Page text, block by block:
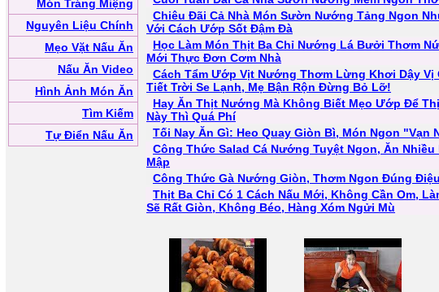
Món Tráng Miệng
Nguyên Liệu Chính
Mẹo Vặt Nấu Ăn
Nấu Ăn Video
Hình Ảnh Món Ăn
Tìm Kiếm
Tự Điển Nấu Ăn
Chiêu Đãi Cả Nhà Món Sườn Nướng Tảng Ngon
Với Cách Ướp Sốt Đậm Đà
Học Làm Món Thịt Ba Chỉ Nướng Lá Bưởi Thơm
Mới Thực Đơn Cơm Nhà
Cách Tẩm Ướp Vịt Nướng Thơm Lừng Khơi Dậy Vị
Tiết Trời Se Lạnh, Mẹ Bận Rộn Đừng Bỏ Lỡ!
Hay Ăn Thịt Nướng Mà Không Biết Mẹo Ướp Để
Này Thì Quá Phí
Tối Nay Ăn Gì: Heo Quay Giòn Bì, Món Ngon "Vạn
Công Thức Salad Cá Nướng Tuyệt Ngon, Ăn
Mập
Công Thức Gà Nướng Giòn, Thơm Ngon Đúng Điệu
Thịt Ba Chỉ Có 1 Cách Nấu Mới, Không Cần Om,
Sẽ Rất Giòn, Không Béo, Hàng Xóm Ngửi Mù